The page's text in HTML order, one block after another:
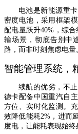
电池是新能源重卡
密度电池，采用框架
配电量跃升40%，综
输场景 ， 彻底告别中
路，而非时刻焦虑电量
智能管理系统，
续航的优劣，不
德卡配备中国重汽自
方位、实时化监测。
效降低能耗2%，进而
度电，让能耗表现始终